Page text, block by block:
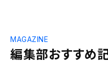
編集部おすすめ
MAGAZINE